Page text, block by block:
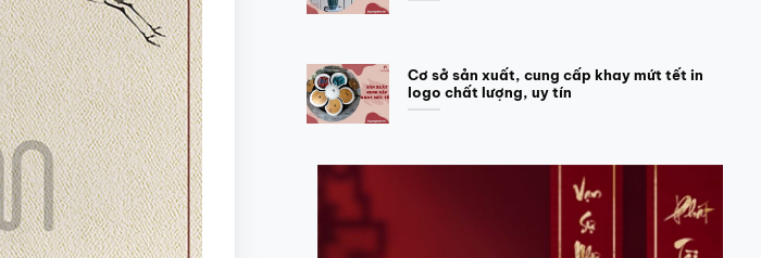
Cơ sở sản xuất, cung cấp khay mứt tết in
logo chất lượng, uy tín